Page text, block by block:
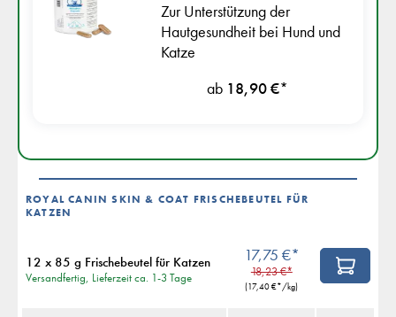
Zur Unterstützung der
Hautgesundheit bei Hund und
Katze
ab 18,90 €*
ROYAL CANIN SKIN & COAT FRISCHEBEUTEL FÜR
KATZEN
12 x 85 g Frischebeutel für Katzen
Versandfertig, Lieferzeit ca. 1-3 Tage
17,75 €*
18,23 €*
(17,40 €*/kg)